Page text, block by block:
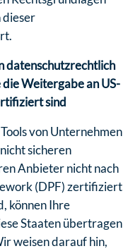
dieser
datenschutzrechtlich
Weitergabe an US-
sind
von Unternehmen
sicheren
Anbieter nicht nach
(DPF) zertifiziert
können Ihre
Staaten übertragen
weisen darauf hin,